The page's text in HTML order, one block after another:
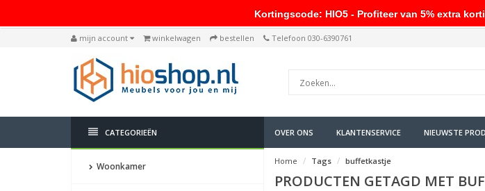
mijn account winkelwagen bestellen Telefoon 030-6390761
CATEGORIEËN OVER ONS KLANTENSERVICE NIEUWSTE
Woonkamer Home Tags buffetkastje
PRODUCTEN GETAGD MET
Kortingscode: HIO5 - Profiteer van 5% extra